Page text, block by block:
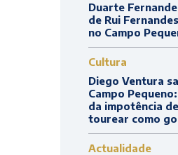
Duarte
de Rui
no Campo
Cultura
Diego Ventura
Campo
da impotência
tourear como
Actualidade